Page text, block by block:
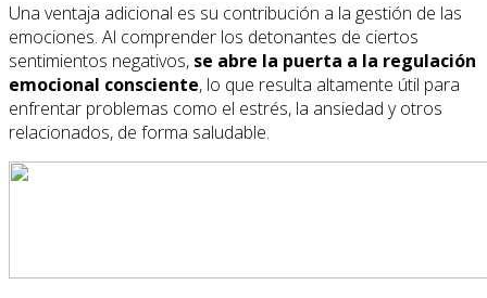
Una ventaja adicional es su contribución a la gestión de las
emociones. Al comprender los detonantes de ciertos
sentimientos negativos, se abre la puerta a la regulación
emocional consciente, lo que resulta altamente útil para
enfrentar problemas como el estrés, la ansiedad y otros
relacionados, de forma saludable.